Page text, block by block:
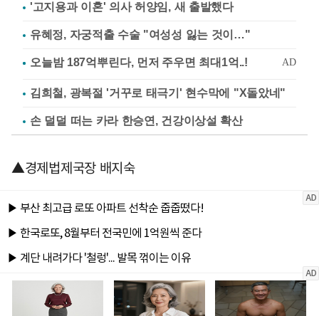
'고지용과 이혼' 의사 허양임, 새 출발했다
유혜정, 자궁적출 수술 "여성성 잃는 것이…"
김희철, 광복절 '거꾸로 태극기' 현수막에 "X돌았네"
손 덜덜 떠는 카라 한승연, 건강이상설 확산
▲경제법제국장 배지숙